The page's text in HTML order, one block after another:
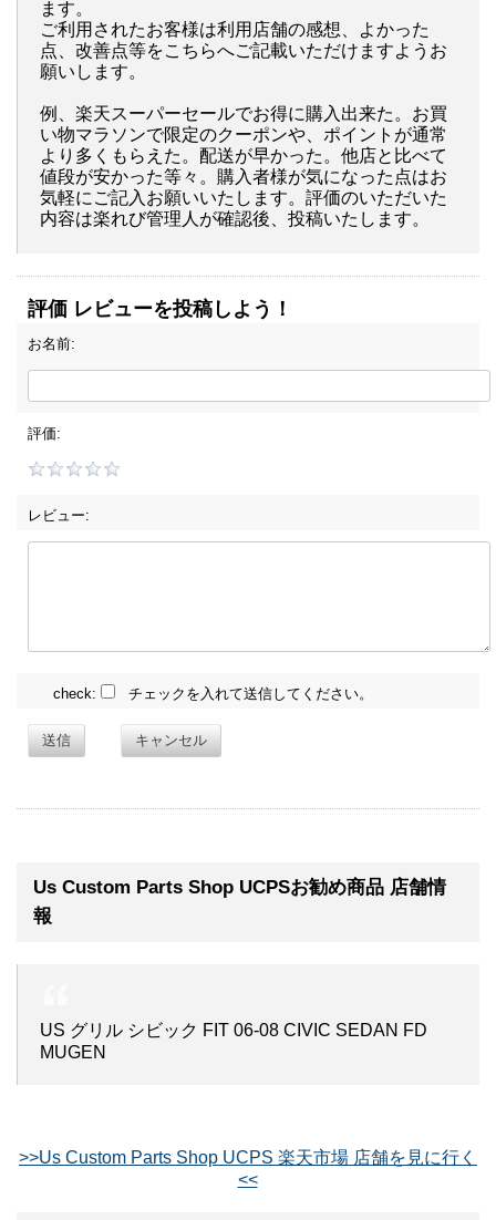
ます。
ご利用されたお客様は利用店舗の感想、よかった
点、改善点等をこちらへご記載いただけますようお
願いします。
例、楽天スーパーセールでお得に購入出来た。お買
い物マラソンで限定のクーポンや、ポイントが通常
より多くもらえた。配送が早かった。他店と比べて
値段が安かった等々。購入者様が気になった点はお
気軽にご記入お願いいたします。評価のいただいた
内容は楽れび管理人が確認後、投稿いたします。
評価 レビューを投稿しよう！
お名前:
評価:
レビュー:
check: チェックを入れて送信してください。
送信 キャンセル
Us Custom Parts Shop UCPSお勧め商品 店舗情
報
US グリル シビック FIT 06-08 CIVIC SEDAN FD
MUGEN
>>Us Custom Parts Shop UCPS 楽天市場 店舗を見に行く
<<